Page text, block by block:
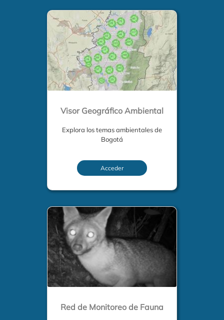
Visor Geográfico Ambiental
Explora los temas ambientales de
Bogotá
Acceder
Red de Monitoreo de Fauna